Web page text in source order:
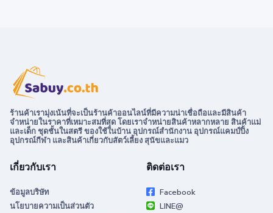
ร้านค้าเรามุ่งเน้นที่จะเป็นร้านค้าออนไลน์ที่มีความน่าเชื่อถือและมีสินค้า
จำหน่ายในราคาที่เหมาะสมที่สุด โดยเราจำหน่ายสินค้าหลากหลาย สินค้าแม่
และเด็ก ชุดชั้นในสตรี ของใช้ในบ้าน อุปกรณ์สำนักงาน อุปกรณ์แคมป์ปิ้ง
อุปกรณ์กีฬา และสินค้าเกี่ยวกับสัตว์เลี้ยง สุนัขและแมว
เกี่ยวกับเรา
ข้อมูลบริษัท
นโยบายความเป็นส่วนตัว
ติดต่อเรา
Facebook
LINE@